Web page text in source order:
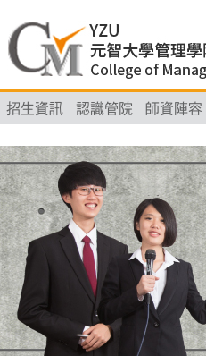
招生資訊 認識管院 師資陣容